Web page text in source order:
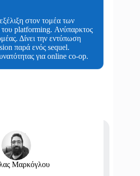
στον τομέα των
του platforming. Ανύπαρκτος
Δίνει την εντύπωση
παρά ενός sequel.
για online co-op.
Μαρκόγλου